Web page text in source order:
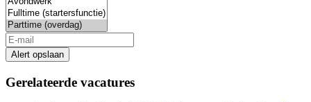
Alert opslaan
Gerelateerde vacatures